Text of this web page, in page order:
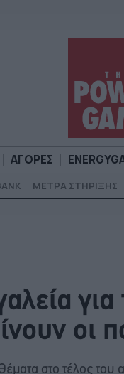
ΑΓΟΡΕΣ
ΜΕΤΡΑ ΣΤΗΡΙΞΗΣ
για
οι
στο τέλος του